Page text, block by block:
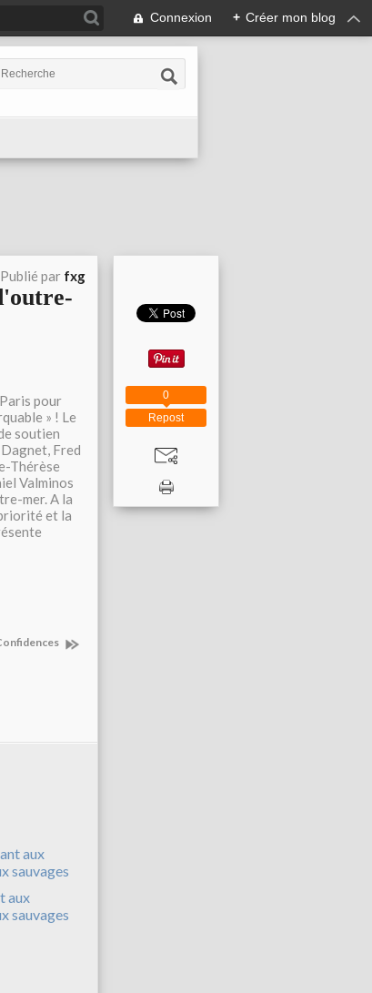
Connexion + Créer mon blog
Publié par fxg
pour
» ! Le
soutien
Fred
Thérèse
Valminos
mer. A la
et la
aux
sauvages
Repost
0